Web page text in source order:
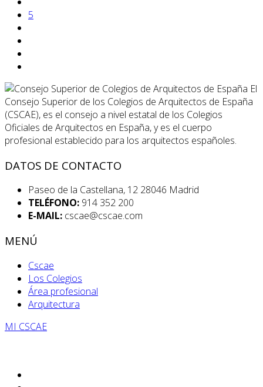
5
El
Consejo Superior de los Colegios de Arquitectos de España
(CSCAE), es el consejo a nivel estatal de los Colegios
Oficiales de Arquitectos en España, y es el cuerpo
profesional establecido para los arquitectos españoles.
DATOS DE CONTACTO
Paseo de la Castellana, 12 28046 Madrid
TELÉFONO: 914 352 200
E-MAIL: cscae@cscae.com
MENÚ
Cscae
Los Colegios
Área profesional
Arquitectura
MI CSCAE